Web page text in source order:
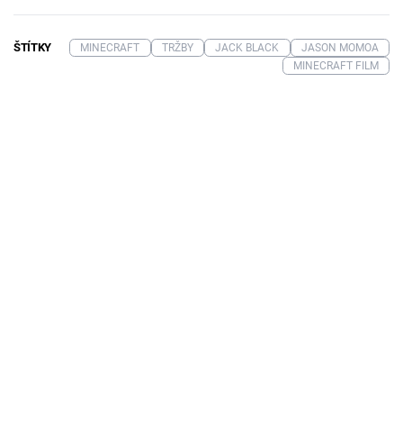
ŠTÍTKY MINECRAFT TRŽBY JACK BLACK
JASON MOMOA
MINECRAFT FILM